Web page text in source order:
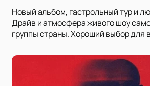
Новый альбом, гастрольный тур и
Драйв и атмосфера живого шоу
группы страны. Хороший выбор для